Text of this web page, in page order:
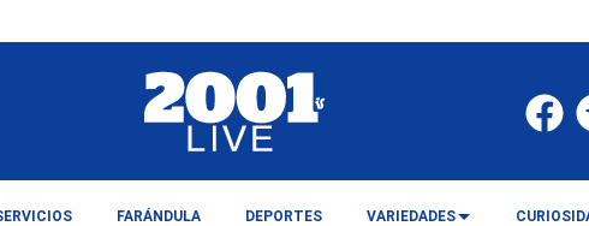
FARÁNDULA DEPORTES VARIEDADES